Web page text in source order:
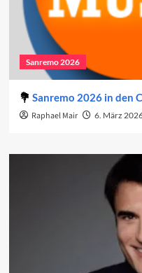
Sanremo 2026
Sanremo 2026 in den
Raphael Mair 6. März